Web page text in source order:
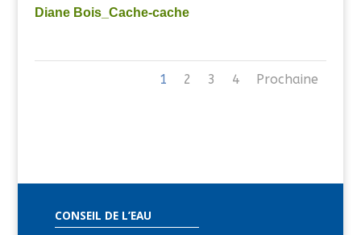
Diane Bois_Cache-cache
1 2 3 4 Prochaine
CONSEIL DE L’EAU